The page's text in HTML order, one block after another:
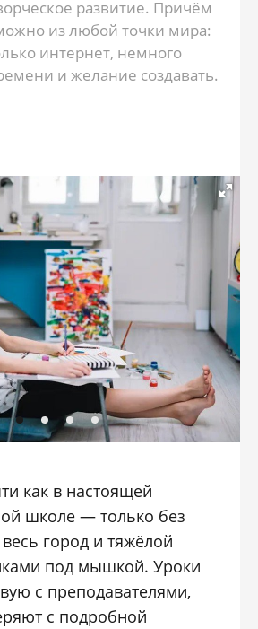
развитие. Причём
из любой точки мира:
интернет, немного
и желание создавать.
как в настоящей
школе — только без
город и тяжёлой
под мышкой. Уроки
с преподавателями,
с подробной